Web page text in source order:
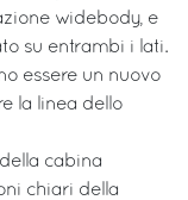
widebody, e
su entrambi i lati.
essere un nuovo
la linea dello
cabina
chiari della